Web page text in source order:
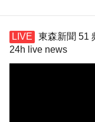
東森新聞 51
24h live news